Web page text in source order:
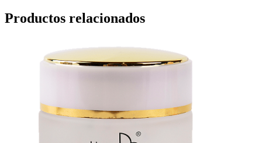
Productos relacionados